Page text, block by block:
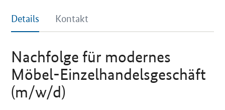
Details Kontakt
Nachfolge für modernes
Möbel-Einzelhandelsgeschäft
(m/w/d)